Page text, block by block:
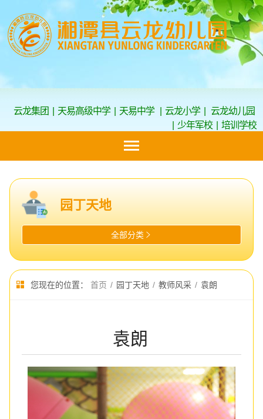
云龙集团 天易高级中学| 天易中学 云龙小学|
云龙幼儿园
少年军校| 培训学校
园丁天地
全部分类 
您现在的位置： 首页 / 园丁天地 / 教师风采 / 袁朗
袁朗